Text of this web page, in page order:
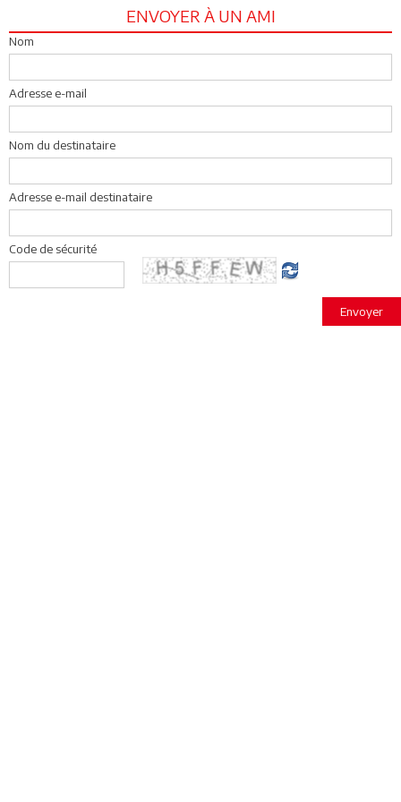
ENVOYER À UN AMI
Nom
Adresse e-mail
Nom du destinataire
Adresse e-mail destinataire
Code de sécurité
Envoyer